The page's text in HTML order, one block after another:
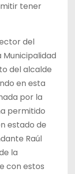
tener
del
del alcalde
en esta
por la
permitido
estado de
Raúl
la
con estos